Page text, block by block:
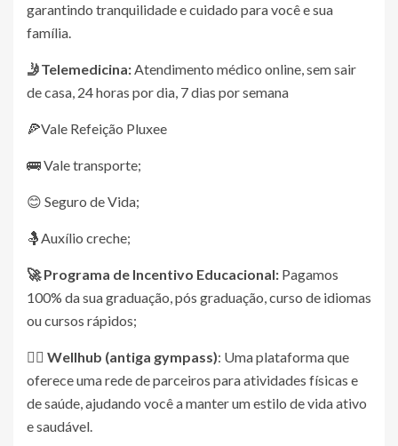
garantindo tranquilidade e cuidado para você e sua
família.
🤳Telemedicina:Atendimento médico online, sem sair
de casa, 24 horas por dia, 7 dias por semana
🍕Vale Refeição Pluxee
🚌 Vale transporte;
😊 Seguro de Vida;
🤱Auxílio creche;
🚀 Programa de Incentivo Educacional: Pagamos
100% da sua graduação, pós graduação, curso de idiomas
ou cursos rápidos;
🏋️‍♀️ Wellhub (antiga gympass): Uma plataforma que
oferece uma rede de parceiros para atividades físicas e
de saúde, ajudando você a manter um estilo de vida ativo
e saudável.